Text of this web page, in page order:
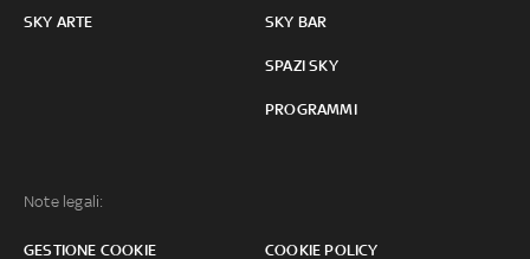
SKY ARTE SKY BAR
SPAZI SKY
PROGRAMMI
Note legali:
GESTIONE COOKIE COOKIE POLICY